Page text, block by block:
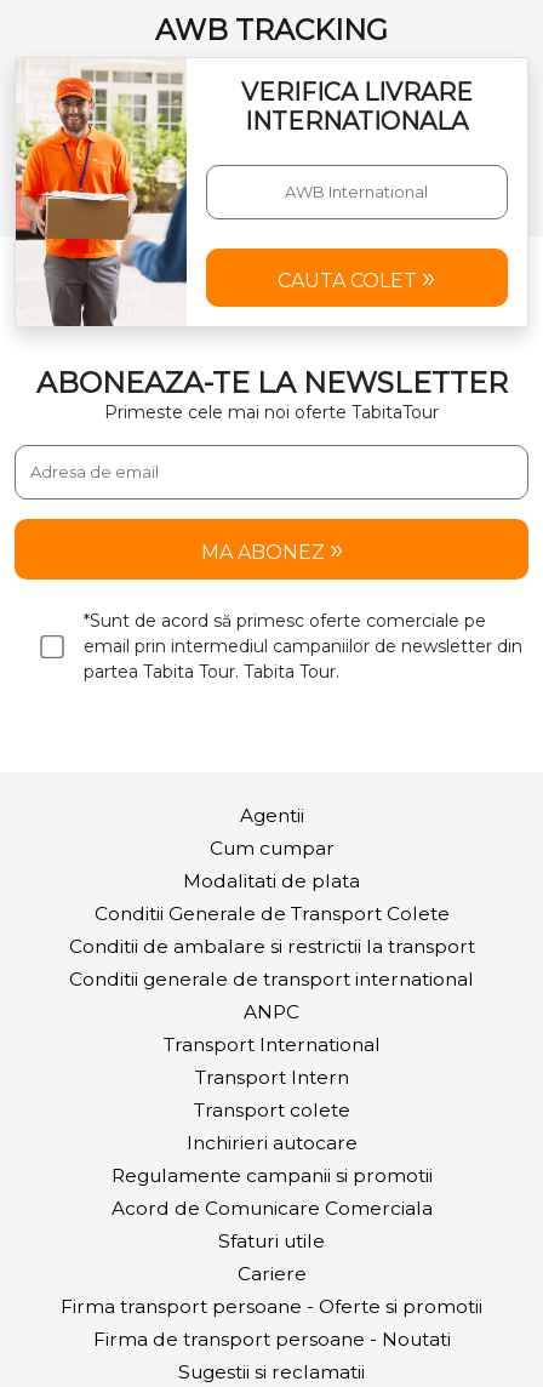
AWB TRACKING
VERIFICA LIVRARE
INTERNATIONALA
CAUTA COLET
ABONEAZA-TE LA NEWSLETTER
Primeste cele mai noi oferte TabitaTour
MA ABONEZ
*Sunt de acord să primesc oferte comerciale pe
email prin intermediul campaniilor de newsletter din
partea Tabita Tour. Tabita Tour.
Agentii
Cum cumpar
Modalitati de plata
Conditii Generale de Transport Colete
Conditii de ambalare si restrictii la transport
Conditii generale de transport international
ANPC
Transport International
Transport Intern
Transport colete
Inchirieri autocare
Regulamente campanii si promotii
Acord de Comunicare Comerciala
Sfaturi utile
Cariere
Firma transport persoane - Oferte si promotii
Firma de transport persoane - Noutati
Sugestii si reclamatii